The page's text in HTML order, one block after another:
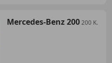
Mercedes-Benz 200200 K.